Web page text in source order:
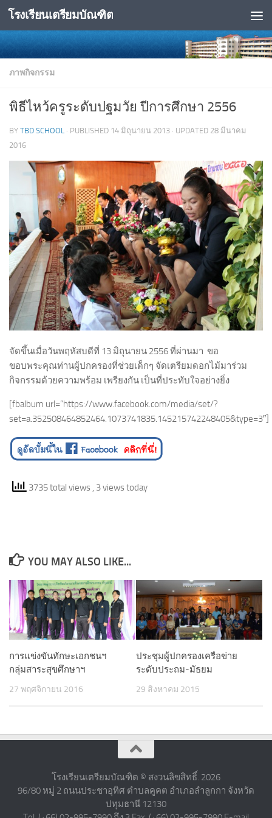
Skip to content
โรงเรียนเตรียมบัณฑิต
ภาพกิจกรรม
พิธีไหว้ครูระดับปฐมวัย ปีการศึกษา 2556
BY TBD SCHOOL · PUBLISHED 14 มิถุนายน 2013 · UPDATED 28 มีนาคม
2016
จัดขึ้นเมื่อวันพฤหัสบดีที่ 13 มิถุนายน 2556 ที่ผ่านมา ขอ
ขอบพระคุณท่านผู้ปกครองที่ช่วยเด็กๆ จัดเตรียมดอกไม้มาร่วม
กิจกรรมด้วยความพร้อม เพรียงกัน เป็นที่ประทับใจอย่างยิ่ง
[fbalbum url=”https://www.facebook.com/media/set/?
set=a.352508464852464.1073741835.145215742248405&type=3″]
3735 total views , 3 views today
YOU MAY ALSO LIKE...
การแข่งขันทักษะเอกชนฯ
กลุ่มสาระสุขศึกษาฯ
27 พฤศจิกายน 2016
ประชุมผู้ปกครองเครือข่าย
ระดับประถม-มัธยม
29 สิงหาคม 2015
โรงเรียนเตรียมบัณฑิต © สงวนลิขสิทธิ์. 2026
96/80 หมู่ 2 ถนนประชาอุทิศ ตำบลคูคต อำเภอลำลูกกา จังหวัด
ปทุมธานี 12130